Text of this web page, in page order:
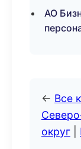
АО
← Все
округ